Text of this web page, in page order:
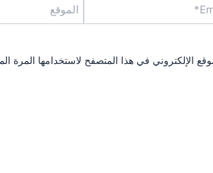
الإلكتروني في هذا المتصفح لاستخدامها المرة